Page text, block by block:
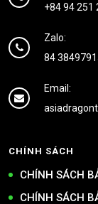
+84 94 251
Zalo:
84
Email:
CHÍNH SÁCH
CHÍNH SÁCH
CHÍNH SÁCH